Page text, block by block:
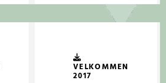
VELKOMMEN
2017